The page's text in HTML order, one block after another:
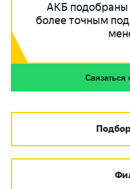
АКБ подобраны
более точным
Связаться